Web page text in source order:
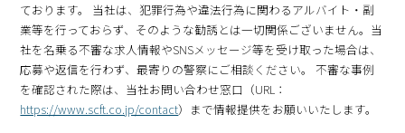
ております。 当社は、犯罪行為や違法行為に関わるアルバイト・副
業等を行っておらず、そのような勧誘とは一切関係ございません。当
社を名乗る不審な求人情報やSNSメッセージ等を受け取った場合は、
応募や返信を行わず、最寄りの警察にご相談ください。 不審な事例
を確認された際は、当社お問い合わせ窓口（URL：
https://www.scft.co.jp/contact）まで情報提供をお願いいたします。